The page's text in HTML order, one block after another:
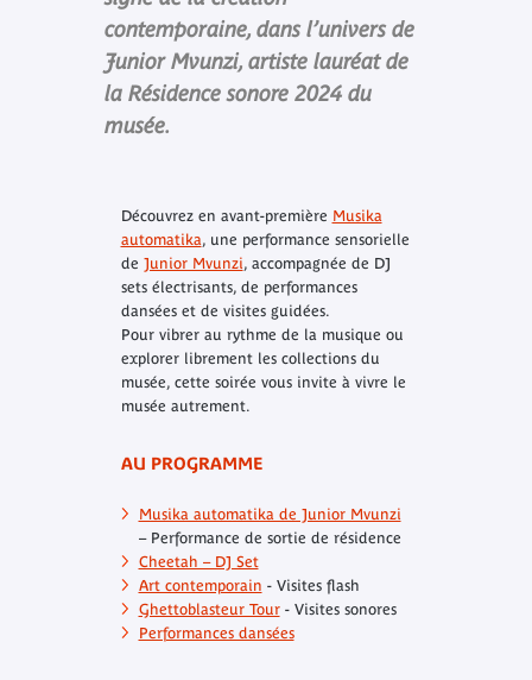
contemporaine, dans l’univers de
Junior Mvunzi, artiste lauréat de
la Résidence sonore 2024 du
musée.
Découvrez en avant-première Musika
automatika, une performance sensorielle
de Junior Mvunzi, accompagnée de DJ
sets électrisants, de performances
dansées et de visites guidées.
Pour vibrer au rythme de la musique ou
explorer librement les collections du
musée, cette soirée vous invite à vivre le
musée autrement.
AU PROGRAMME
Musika automatika de Junior Mvunzi
– Performance de sortie de résidence
Cheetah – DJ Set
Art contemporain - Visites flash
Ghettoblasteur Tour- Visites sonores
Performances dansées